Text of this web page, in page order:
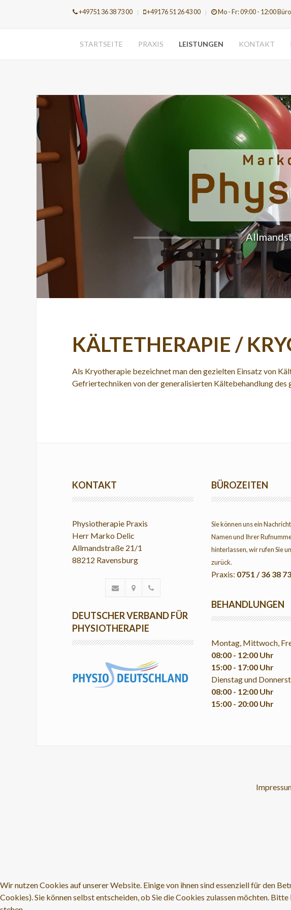
+49751 36 38 73 00 +49176 51 26 43 00 Mo - Fr: 09:00 - 12:00 Büro
STARTSEITE PRAXIS LEISTUNGEN KONTAKT
KÄLTETHERAPIE /
Als Kryotherapie bezeichnet man den gezielten Einsatz von
Gefriertechniken von der generalisierten Kältebehandlung des
KONTAKT
Physiotherapie Praxis
Herr Marko Delic
Allmandstraße 21/1
88212 Ravensburg
DEUTSCHER VERBAND FÜR
PHYSIOTHERAPIE
BÜROZEITEN
Sie können uns ein
Namen und Ihrer
hinterlassen, wir rufen Sie
zurück.
Praxis: 0751 / 36 38
BEHANDLUNGEN
Montag, Mittwoch,
08:00 - 12:00 Uhr
15:00 - 17:00 Uhr
Dienstag und
08:00 - 12:00 Uhr
15:00 - 20:00 Uhr
Wir nutzen Cookies auf unserer Website. Einige von ihnen sind essenziell für den
Cookies). Sie können selbst entscheiden, ob Sie die Cookies zulassen möchten.